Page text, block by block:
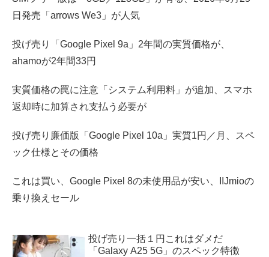
日発売「arrows We3」が人気
投げ売り「Google Pixel 9a」2年間の実質価格が、
ahamoが2年間33円
実質価格の罠に注意「システム利用料」が追加、スマホ
返却時に加算され支払う必要が
投げ売り廉価版「Google Pixel 10a」実質1円／月、スペ
ック仕様とその価格
これは買い、Google Pixel 8の未使用品が安い、IIJmioの
乗り換えセール
投げ売り一括１円これはダメだ
「Galaxy A25 5G」のスペック特徴